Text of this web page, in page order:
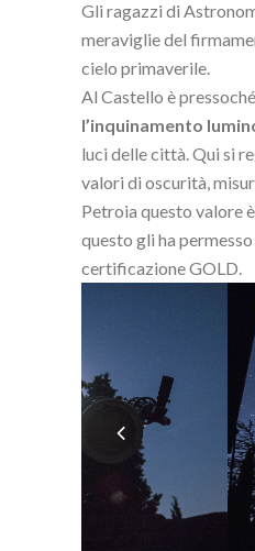
Gli ragazzi di
meraviglie del
cielo primaverile.
Al Castello è pressoché
l’inquinamento
luci delle città. Qui si
valori di oscurità,
Petroia questo valore
questo gli ha
certificazione GOLD.